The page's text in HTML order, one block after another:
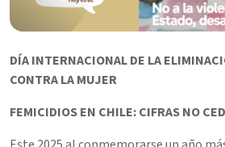
DÍA INTERNACIONAL DE LA
CONTRA LA MUJER
FEMICIDIOS EN CHILE: CIFRAS NO